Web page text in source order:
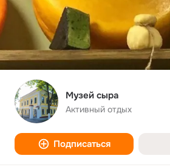
Музей сыра
Активный отдых
Подписаться